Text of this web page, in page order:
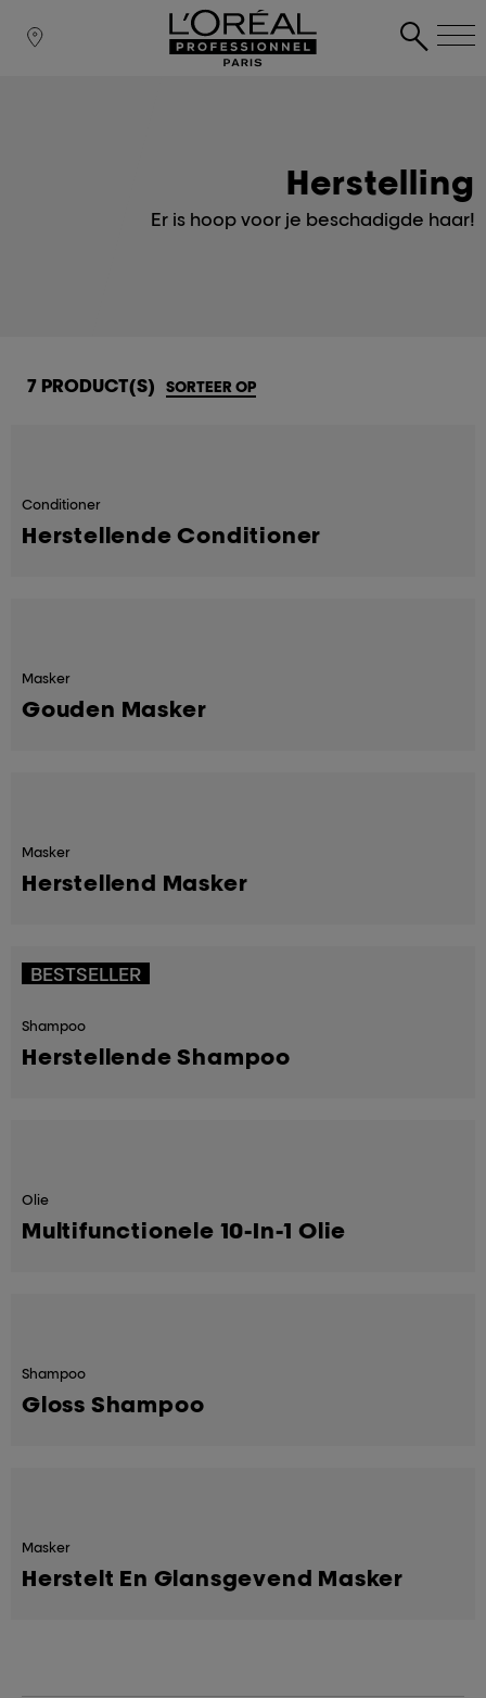
Herstelling
Er is hoop voor je beschadigde haar!
7 PRODUCT(S) SORTEER OP
Conditioner
Herstellende Conditioner
Masker
Gouden Masker
Masker
Herstellend Masker
BESTSELLER
Shampoo
Herstellende Shampoo
Olie
Multifunctionele 10-In-1 Olie
Shampoo
Gloss Shampoo
Masker
Herstelt En Glansgevend Masker